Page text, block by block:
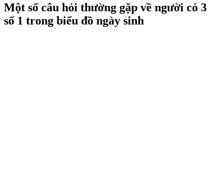
Một số câu hỏi thường gặp về người có 3
số 1 trong biểu đồ ngày sinh